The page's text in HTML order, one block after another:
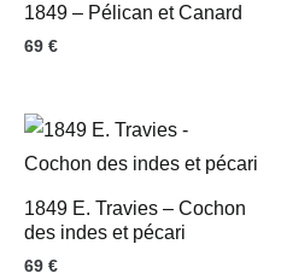
1849 – Pélican et Canard
69 €
1849 E. Travies – Cochon
des indes et pécari
69 €